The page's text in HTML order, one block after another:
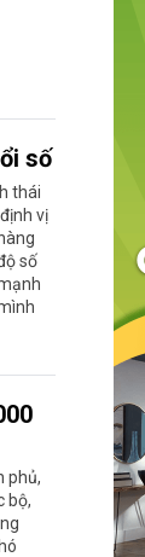
số
thái
vị
số
phủ,
bộ,